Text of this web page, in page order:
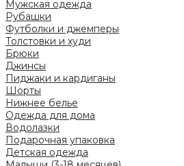
Мужская одежда
Рубашки
Футболки и джемперы
Толстовки и худи
Брюки
Джинсы
Пиджаки и кардиганы
Шорты
Нижнее белье
Одежда для дома
Водолазки
Подарочная упаковка
Детская одежда